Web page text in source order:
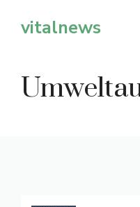
Inhaltvitalnews